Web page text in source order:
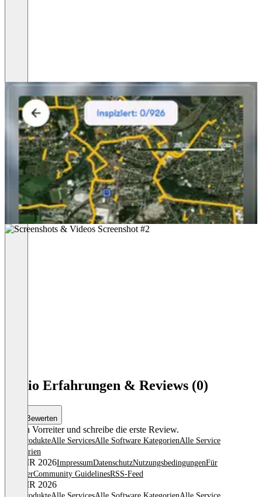
atmio Erfahrungen & Reviews (0)
Bewerten
Sei ein Vorreiter und schreibe die erste Review.
Alle ProdukteAlle ServicesAlle Software KategorienAlle Service
Kategorien
© OMR 2026ImpressumDatenschutzNutzungsbedingungenFür
AnbieterCommunity GuidelinesRSS-Feed
© OMR 2026